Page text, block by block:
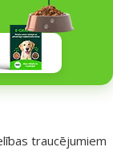
traucējumiem